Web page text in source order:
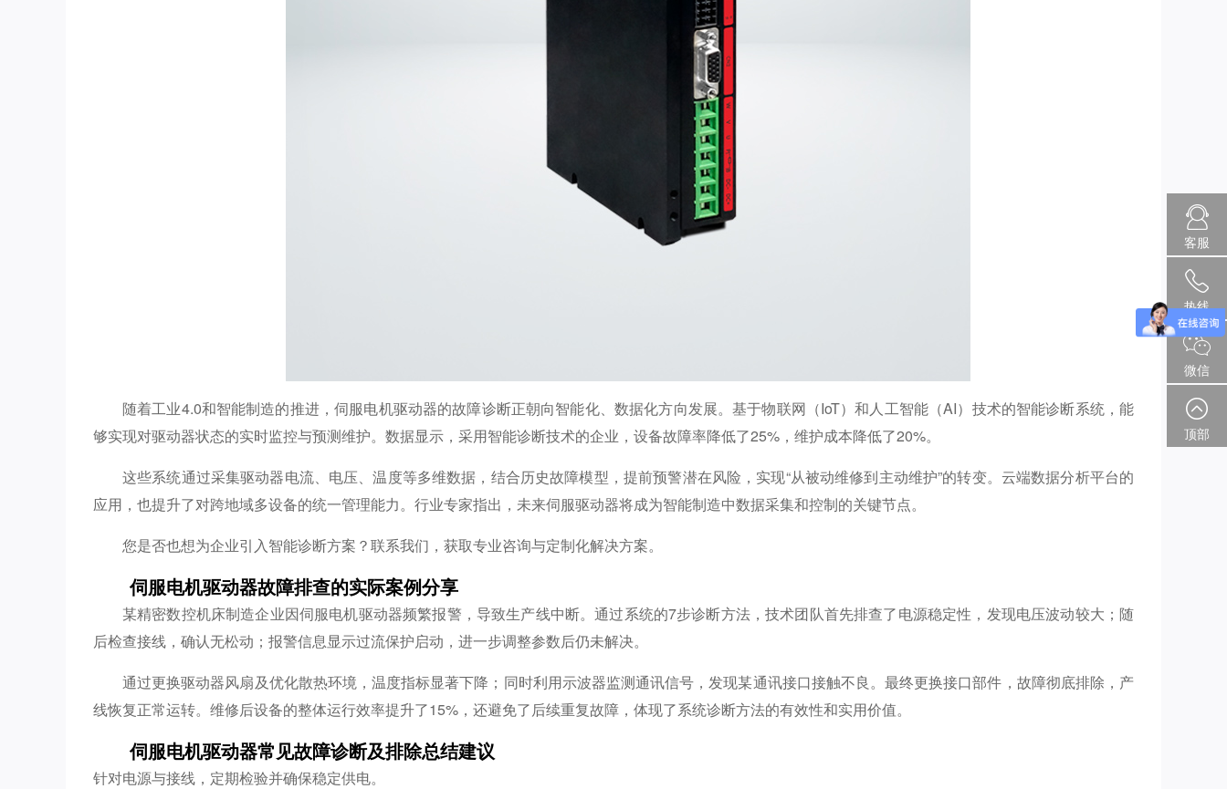
随着工业4.0和智能制造的推进，伺服电机驱动器的故障诊断正朝向智能化、数据化方向发展。基于物联网（IoT）和人工智能（AI）技术的智能诊断系统，能
够实现对驱动器状态的实时监控与预测维护。数据显示，采用智能诊断技术的企业，设备故障率降低了25%，维护成本降低了20%。
这些系统通过采集驱动器电流、电压、温度等多维数据，结合历史故障模型，提前预警潜在风险，实现“从被动维修到主动维护”的转变。云端数据分析平台的
应用，也提升了对跨地域多设备的统一管理能力。行业专家指出，未来伺服驱动器将成为智能制造中数据采集和控制的关键节点。
您是否也想为企业引入智能诊断方案？联系我们，获取专业咨询与定制化解决方案。
伺服电机驱动器故障排查的实际案例分享
某精密数控机床制造企业因伺服电机驱动器频繁报警，导致生产线中断。通过系统的7步诊断方法，技术团队首先排查了电源稳定性，发现电压波动较大；随
后检查接线，确认无松动；报警信息显示过流保护启动，进一步调整参数后仍未解决。
通过更换驱动器风扇及优化散热环境，温度指标显著下降；同时利用示波器监测通讯信号，发现某通讯接口接触不良。最终更换接口部件，故障彻底排除，产
线恢复正常运转。维修后设备的整体运行效率提升了15%，还避免了后续重复故障，体现了系统诊断方法的有效性和实用价值。
伺服电机驱动器常见故障诊断及排除总结建议
针对电源与接线，定期检验并确保稳定供电。
客服
热线
微信
顶部